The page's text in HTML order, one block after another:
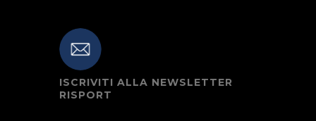
ISCRIVITI ALLA NEWSLETTER
RISPORT